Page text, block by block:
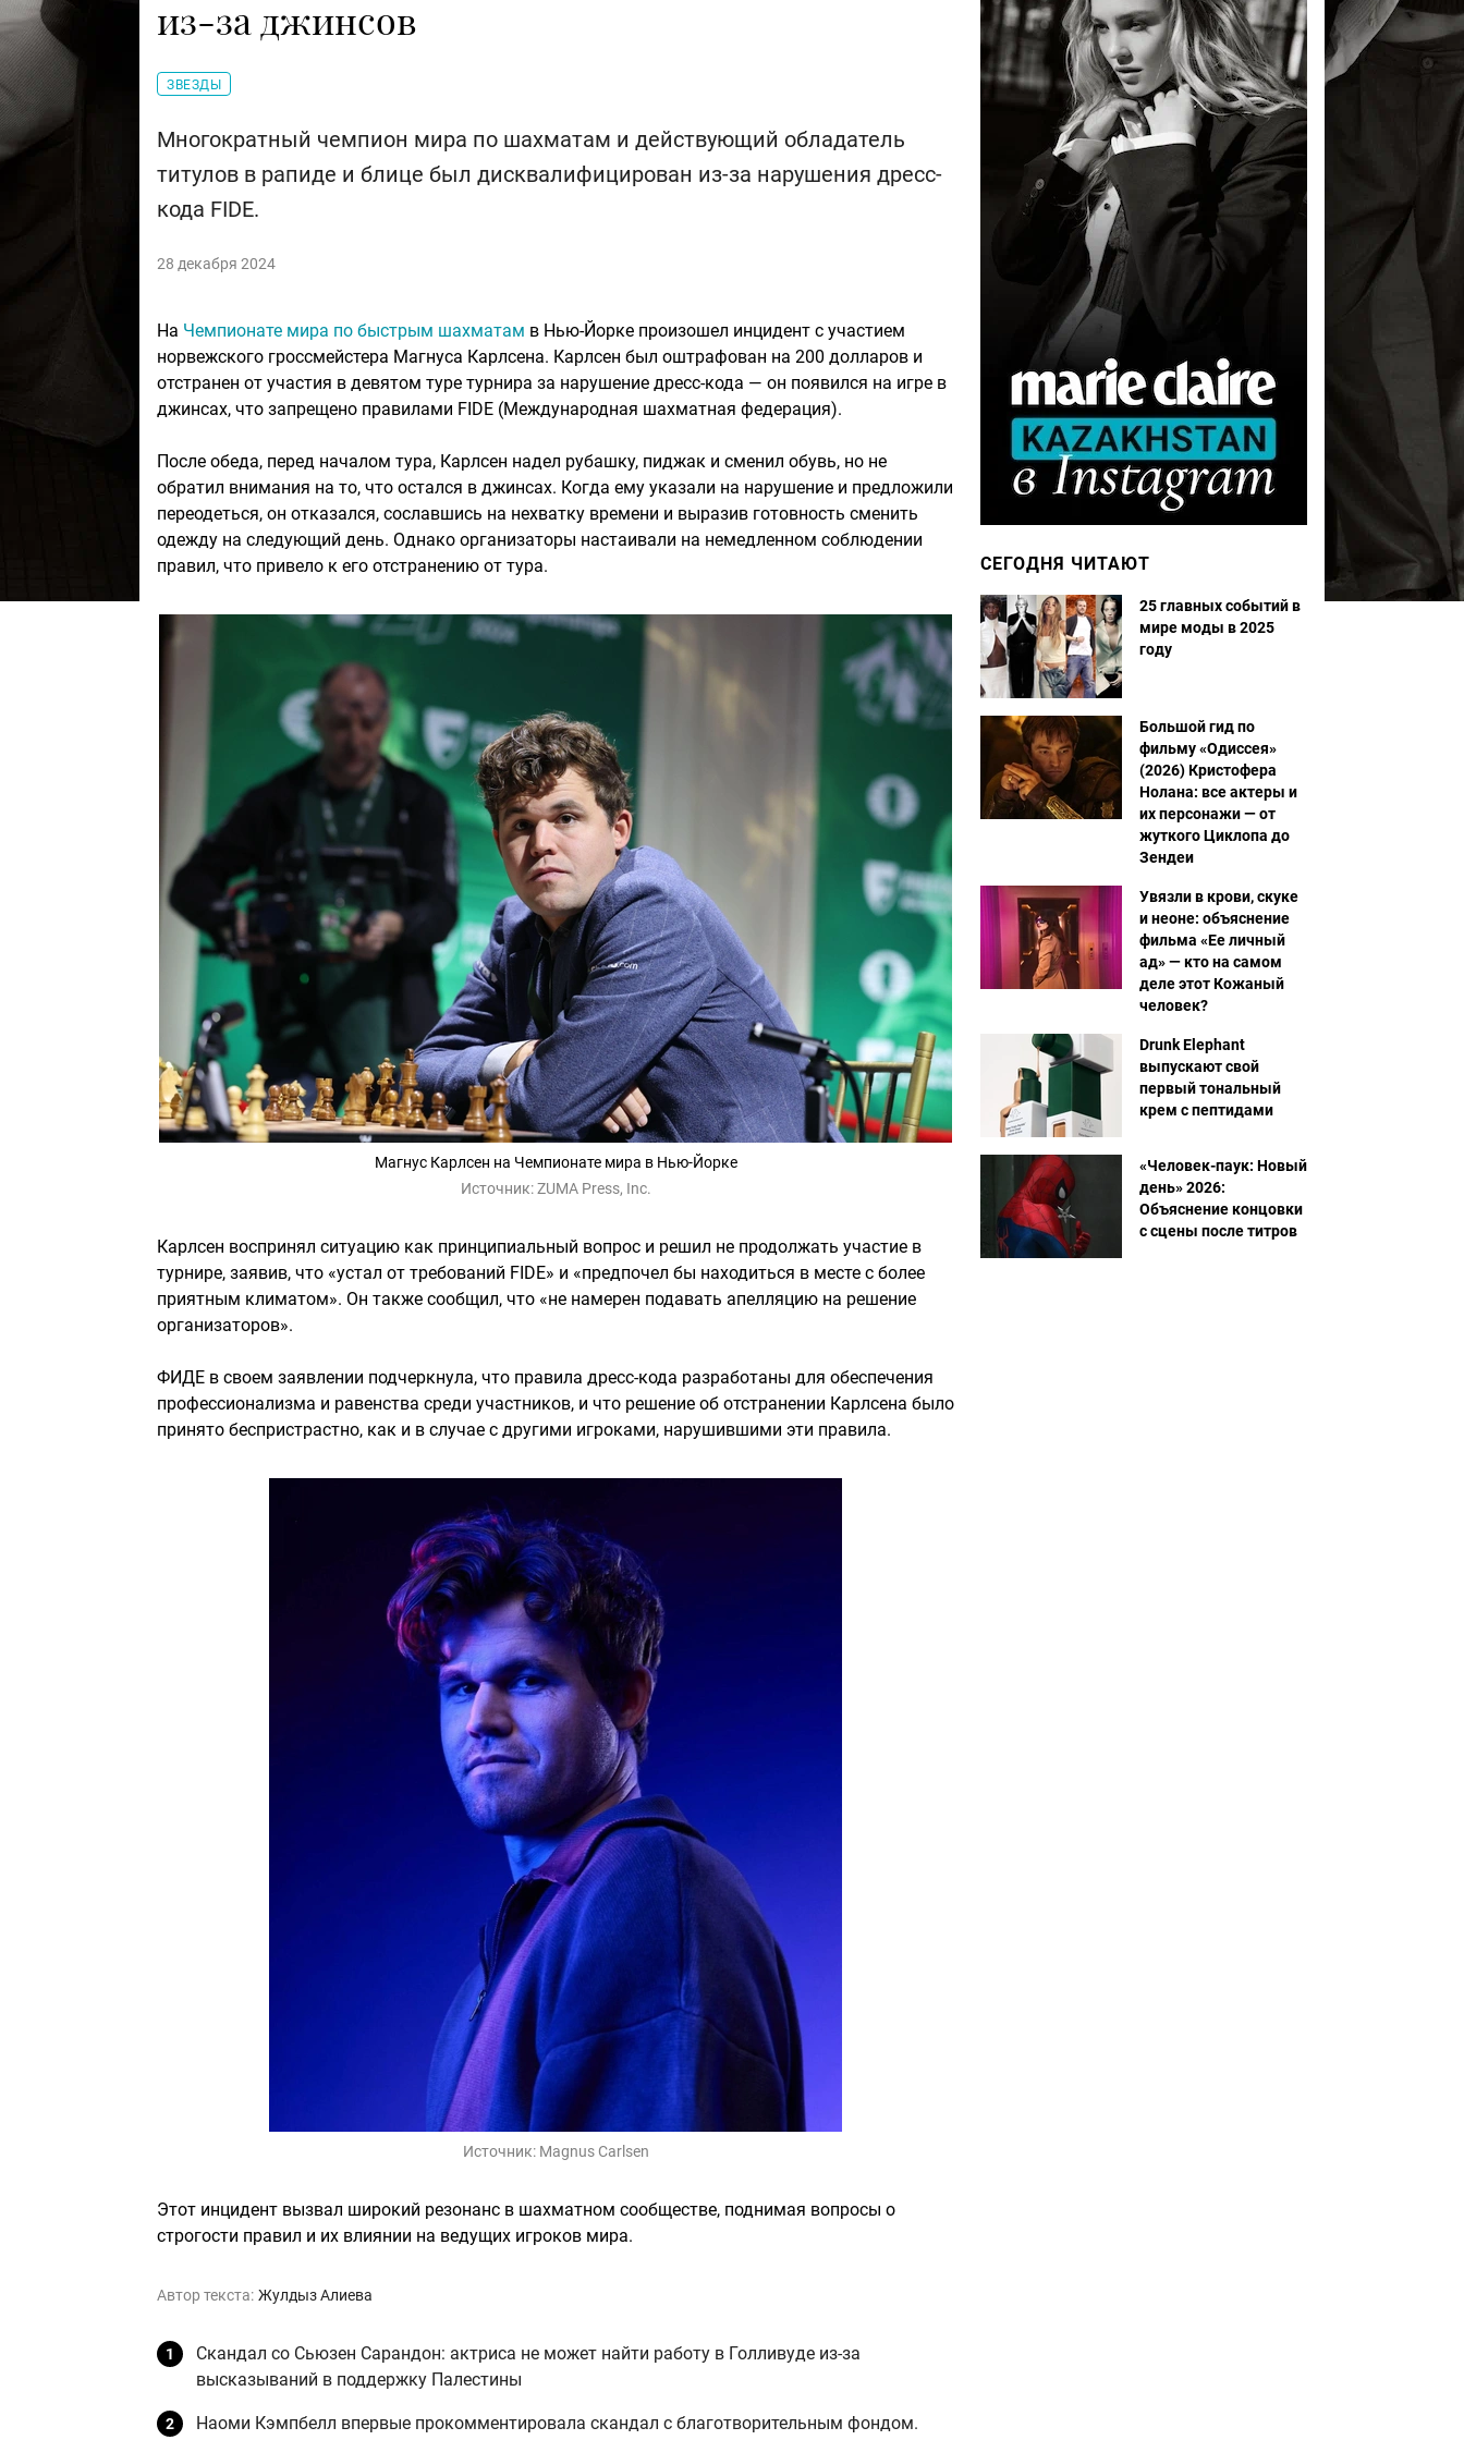
из-за джинсов
ЗВЕЗДЫ
Многократный чемпион мира по шахматам и действующий обладатель
титулов в рапиде и блице был дисквалифицирован из-за нарушения дресс-
кода FIDE.
28 декабря 2024
На Чемпионате мира по быстрым шахматам в Нью-Йорке произошел инцидент с участием
норвежского гроссмейстера Магнуса Карлсена. Карлсен был оштрафован на 200 долларов и
отстранен от участия в девятом туре турнира за нарушение дресс-кода — он появился на игре в
джинсах, что запрещено правилами FIDE (Международная шахматная федерация).
После обеда, перед началом тура, Карлсен надел рубашку, пиджак и сменил обувь, но не
обратил внимания на то, что остался в джинсах. Когда ему указали на нарушение и предложили
переодеться, он отказался, сославшись на нехватку времени и выразив готовность сменить
одежду на следующий день. Однако организаторы настаивали на немедленном соблюдении
правил, что привело к его отстранению от тура.
Магнус Карлсен на Чемпионате мира в Нью-Йорке
Источник:ZUMA Press, Inc.
Карлсен воспринял ситуацию как принципиальный вопрос и решил не продолжать участие в
турнире, заявив, что «устал от требований FIDE» и «предпочел бы находиться в месте с более
приятным климатом». Он также сообщил, что «не намерен подавать апелляцию на решение
организаторов».
ФИДЕ в своем заявлении подчеркнула, что правила дресс-кода разработаны для обеспечения
профессионализма и равенства среди участников, и что решение об отстранении Карлсена было
принято беспристрастно, как и в случае с другими игроками, нарушившими эти правила.
Источник: Magnus Carlsen
Этот инцидент вызвал широкий резонанс в шахматном сообществе, поднимая вопросы о
строгости правил и их влиянии на ведущих игроков мира.
Автор текста: Жулдыз Алиева
Скандал со Сьюзен Сарандон: актриса не может найти работу в Голливуде из-за
высказываний в поддержку Палестины
Наоми Кэмпбелл впервые прокомментировала скандал с благотворительным фондом.
СЕГОДНЯ ЧИТАЮТ
25 главных событий в
мире моды в 2025
году
Большой гид по
фильму «Одиссея»
(2026) Кристофера
Нолана: все актеры и
их персонажи — от
жуткого Циклопа до
Зендеи
Увязли в крови, скуке
и неоне: объяснение
фильма «Ее личный
ад» — кто на самом
деле этот Кожаный
человек?
Drunk Elephant
выпускают свой
первый тональный
крем с пептидами
«Человек-паук: Новый
день» 2026:
Объяснение концовки
с сцены после титров